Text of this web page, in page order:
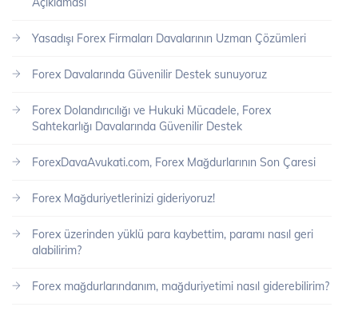
Yasadışı Forex Firmaları Davalarının Uzman Çözümleri
Forex Davalarında Güvenilir Destek sunuyoruz
Forex Dolandırıcılığı ve Hukuki Mücadele, Forex
Sahtekarlığı Davalarında Güvenilir Destek
ForexDavaAvukati.com, Forex Mağdurlarının Son Çaresi
Forex Mağduriyetlerinizi gideriyoruz!
Forex üzerinden yüklü para kaybettim, paramı nasıl geri
alabilirim?
Forex mağdurlarındanım, mağduriyetimi nasıl giderebilirim?